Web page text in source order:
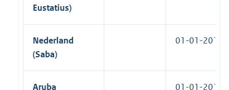
Eustatius)
Nederland
(Saba)
01-01-2012
Aruba 01-01-2012